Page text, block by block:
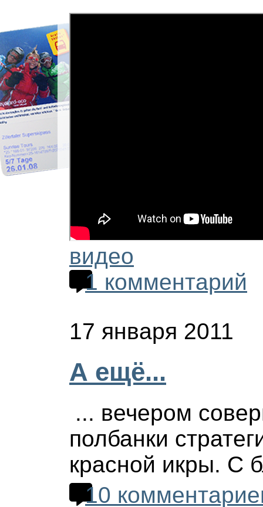
видео
1 комментарий
17 января 2011
А ещё...
... вечером
полбанки
красной икры. С
10